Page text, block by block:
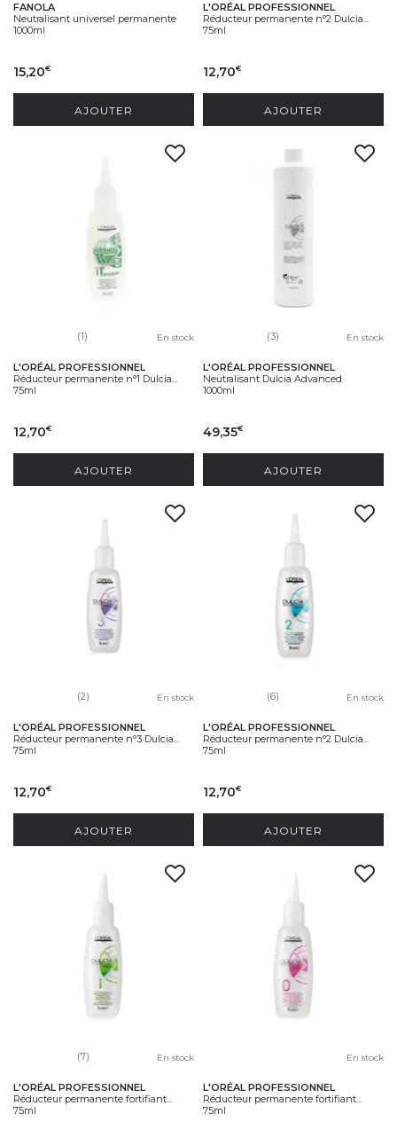
FANOLA
Neutralisant universel permanente
1000ml
15,20€
AJOUTER
L'ORÉAL PROFESSIONNEL
Réducteur permanente n°2 Dulcia...
75ml
12,70€
AJOUTER
(1) En stock
L'ORÉAL PROFESSIONNEL
Réducteur permanente n°1 Dulcia...
75ml
12,70€
AJOUTER
(3) En stock
L'ORÉAL PROFESSIONNEL
Neutralisant Dulcia Advanced
1000ml
49,35€
AJOUTER
(2) En stock
L'ORÉAL PROFESSIONNEL
Réducteur permanente n°3 Dulcia...
75ml
12,70€
AJOUTER
(6) En stock
L'ORÉAL PROFESSIONNEL
Réducteur permanente n°2 Dulcia...
75ml
12,70€
AJOUTER
(7) En stock
L'ORÉAL PROFESSIONNEL
Réducteur permanente fortifiant...
75ml
En stock
L'ORÉAL PROFESSIONNEL
Réducteur permanente fortifiant...
75ml